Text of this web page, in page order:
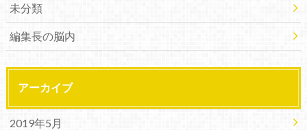
未分類
編集長の脳内
アーカイブ
2019年5月